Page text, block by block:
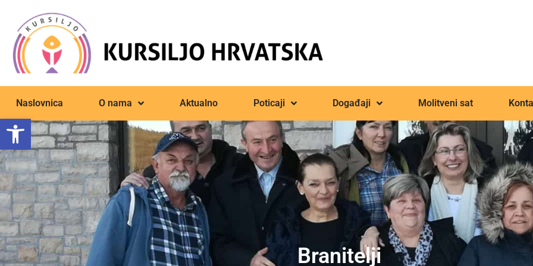
Open toolbar
Naslovnica O nama Aktualno Poticaji Događaji Molitveni sat
Branitelji